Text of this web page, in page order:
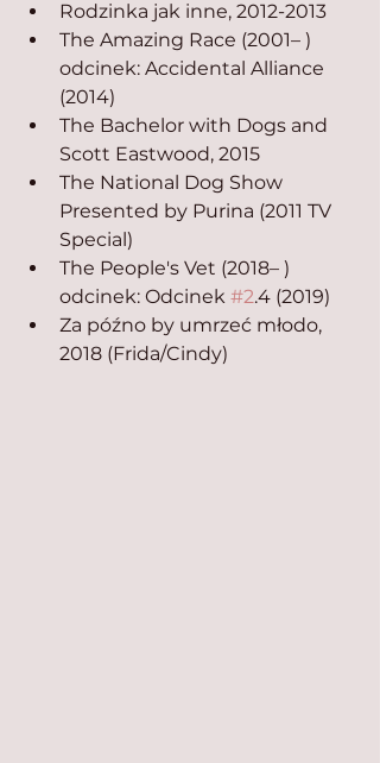
Rodzinka jak inne, 2012-2013
The Amazing Race (2001– )
odcinek: Accidental Alliance
(2014)
The Bachelor with Dogs and
Scott Eastwood, 2015
The National Dog Show
Presented by Purina (2011 TV
Special)
The People's Vet (2018– )
odcinek: Odcinek #2.4 (2019)
Za późno by umrzeć młodo,
2018 (Frida/Cindy)